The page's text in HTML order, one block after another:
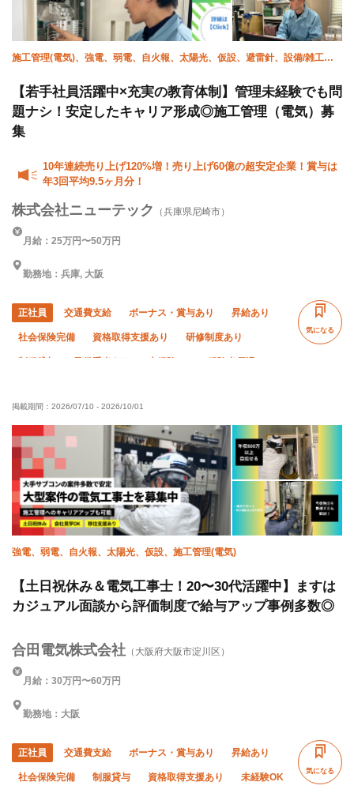
施工管理(電気)、強電、弱電、自火報、太陽光、仮設、避雷針、設備/雑工、
【若手社員活躍中×充実の教育体制】管理未経験でも問
題ナシ！安定したキャリア形成◎施工管理（電気）募
集
10年連続売り上げ120%増！売り上げ60億の超安定企業！賞与は
年3回平均9.5ヶ月分！
株式会社ニューテック （兵庫県尼崎市）
月給：25万円〜50万円
勤務地：兵庫, 大阪
正社員 交通費支給 ボーナス・賞与あり 昇給あり
社会保険完備 資格取得支援あり 研修制度あり
制服貸与 子供手当あり 未経験OK 経験者優遇
60代以上活躍中 土日休み
車・バイク通勤OK 直帰・直行OK
気になる
掲載期間： 2026/07/10 - 2026/10/01
強電、弱電、自火報、太陽光、仮設、施工管理(電気)
【土日祝休み＆電気工事士！20〜30代活躍中】ますは
カジュアル面談から評価制度で給与アップ事例多数◎
合田電気株式会社 （大阪府大阪市淀川区）
月給：30万円〜60万円
勤務地：大阪
正社員 交通費支給 ボーナス・賞与あり 昇給あり
社会保険完備 制服貸与 資格取得支援あり 未経験OK
気になる